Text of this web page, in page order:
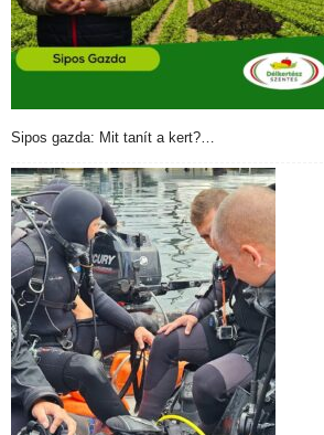
Sipos gazda: Mit tanít a kert?…